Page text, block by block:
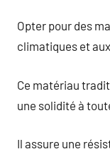
Opter pour des
climatiques et
Ce matériau
une solidité à
Il assure une